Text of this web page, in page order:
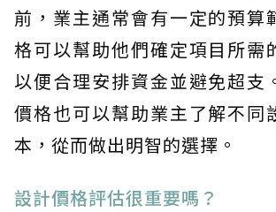
前，業主通常會有一定的預算
格可以幫助他們確定項目所需
以便合理安排資金並避免超支
價格也可以幫助業主了解不同
本，從而做出明智的選擇。
設計價格評估很重要嗎？